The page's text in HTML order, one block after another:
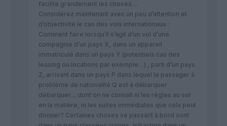
facilite grandement les choses…
Considérez maintenant avec un peu d’attention et
d’objectivité le cas des vols internationaux :
Comment faire lorsqu’il s’agit d’un vol d’une
compagnie d’un pays X, dans un appareil
immatriculé dans un pays Y (potentiels cas des
leasing ou locations par exemple…) , parti d’un pays
Z, arrivant dans un pays P dans lequel le passager à
problème de nationalité Q est à débarquer
débarquer… dont on ne connaît ni les règles au sol
en la matière, ni les suites immédiates que cela peut
donner? Certaines choses se passant à bord sont